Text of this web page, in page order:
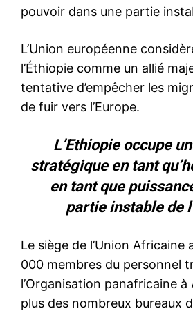
pouvoir dans une partie
L’Union européenne
l’Éthiopie comme un allié
tentative d’empêcher les
de fuir vers l’Europe.
L’Ethiopie occupe
stratégique en tant
en tant que
partie instable de
Le siège de l’Union Africaine
000 membres du personnel
l’Organisation panafricaine à
plus des nombreux bureaux